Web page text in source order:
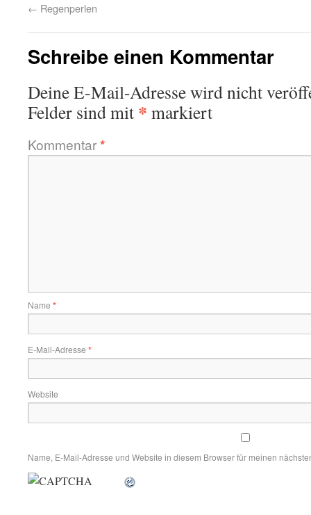
← Regenperlen
Schreibe einen Kommentar
Deine E-Mail-Adresse wird nicht
Felder sind mit * markiert
Kommentar*
Name *
E-Mail-Adresse *
Website
Name, E-Mail-Adresse und Website in diesem Browser für meinen